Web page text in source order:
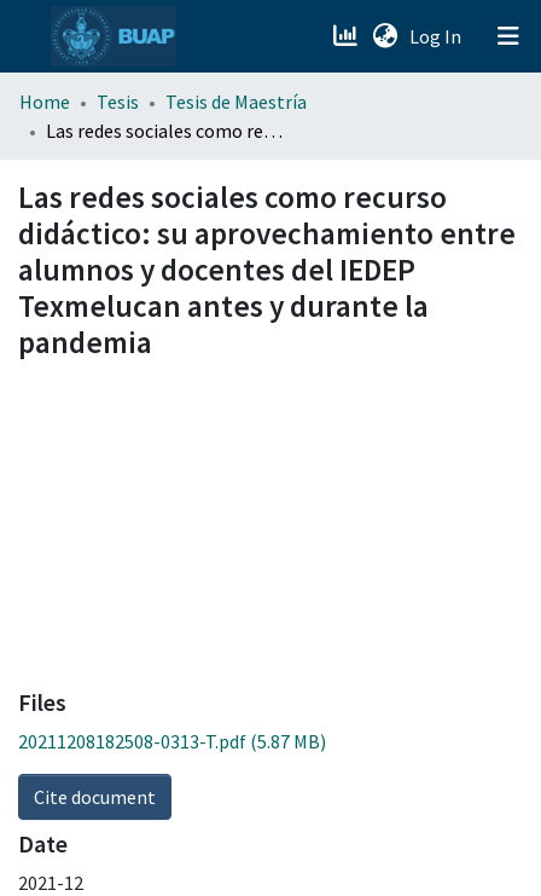
Log In (current)
menu.section.about_menu
Home Tesis
Tesis de Maestría
Las redes sociales como recurso didáctico: su aprovechamiento entre alumnos y docentes del IEDEP Texmelucan antes y durante la pandemia
Las redes sociales como recurso
didáctico: su aprovechamiento entre
alumnos y docentes del IEDEP
Texmelucan antes y durante la
pandemia
Files
20211208182508-0313-T.pdf (5.87 MB)
Cite document
Date
2021-12